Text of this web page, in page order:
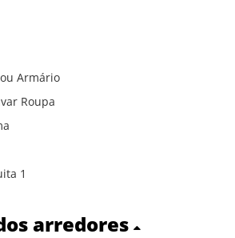
Armário
Roupa
1
arredores